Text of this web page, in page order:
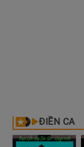
ĐIỀN CA